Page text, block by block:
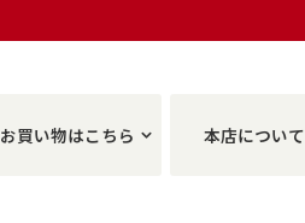
お買い物はこちら 本店について